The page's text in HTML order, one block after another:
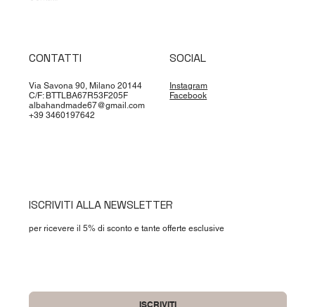
CONTATTI
Via Savona 90, Milano 20144
C/F: BTTLBA67R53F205F
albahandmade67@gmail.com
+39 3460197642
SOCIAL
Instagram
Facebook
ISCRIVITI ALLA NEWSLETTER
per ricevere il 5% di sconto e tante offerte esclusive
ISCRIVITI